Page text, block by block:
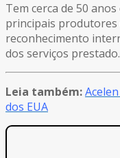
Tem cerca de 50
principais produtores
reconhecimento
dos serviços prestado.
Leia também:
dos EUA